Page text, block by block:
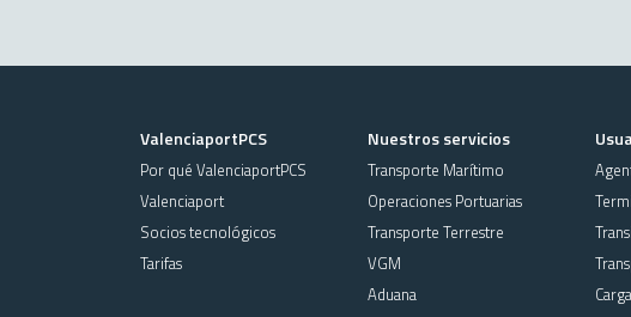
ValenciaportPCS
Por qué ValenciaportPCS
Valenciaport
Socios tecnológicos
Tarifas
Nuestros servicios
Transporte Marítimo
Operaciones Portuarias
Transporte Terrestre
VGM
Aduana